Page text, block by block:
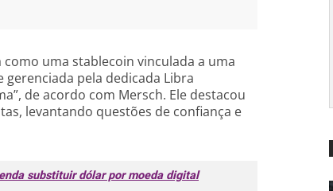
uma stablecoin vinculada a uma
pela dedicada Libra
de acordo com Mersch. Ele destacou
levantando questões de confiança e
substituir dólar por moeda digital